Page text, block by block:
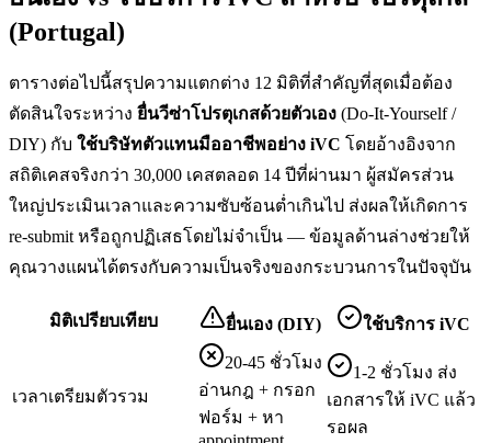
(Portugal)
ตารางต่อไปนี้สรุปความแตกต่าง 12 มิติที่สำคัญที่สุดเมื่อต้อง
ตัดสินใจระหว่าง ยื่นวีซ่าโปรตุเกสด้วยตัวเอง (Do-It-Yourself /
DIY) กับ ใช้บริษัทตัวแทนมืออาชีพอย่าง iVC โดยอ้างอิงจาก
สถิติเคสจริงกว่า 30,000 เคสตลอด 14 ปีที่ผ่านมา ผู้สมัครส่วน
ใหญ่ประเมินเวลาและความซับซ้อนต่ำเกินไป ส่งผลให้เกิดการ
re-submit หรือถูกปฏิเสธโดยไม่จำเป็น — ข้อมูลด้านล่างช่วยให้
คุณวางแผนได้ตรงกับความเป็นจริงของกระบวนการในปัจจุบัน
มิติเปรียบเทียบ ยื่นเอง (DIY) ใช้บริการ iVC
เวลาเตรียมตัวรวม
20-45 ชั่วโมง
อ่านกฎ + กรอก
ฟอร์ม + หา
1-2 ชั่วโมง ส่ง
เอกสารให้ iVC แล้ว
รอผล